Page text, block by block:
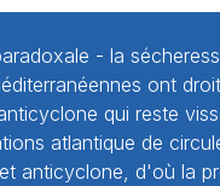
- la
ont
qui reste
atlantique de
anticyclone, d'où la